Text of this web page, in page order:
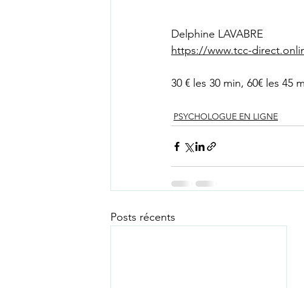
Delphine LAVABRE
https://www.tcc-
30 € les 30 min, 60€ les 45
PSYCHOLOGUE EN LIGNE
Posts récents